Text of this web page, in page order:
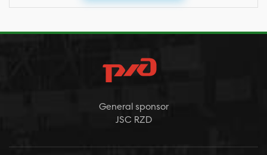
General sponsor
JSC RZD